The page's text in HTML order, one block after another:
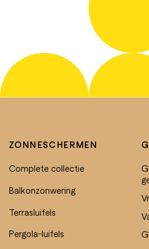
ZONNESCHERMEN
Complete collectie
Balkonzonwering
Terrasluifels
Pergola-luifels